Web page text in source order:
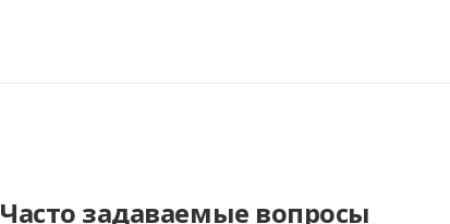
Часто задаваемые вопросы